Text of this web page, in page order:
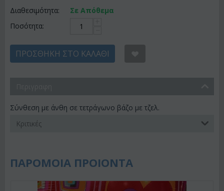
Διαθεσιμότητα:
Σε Απόθεμα
Ποσότητα:
ΠΡΟΣΘΉΚΗ ΣΤΟ ΚΑΛΆΘΙ
Σύνθεση με άνθη σε τετράγωνο βάζο με τζελ.
Κριτικές
ΠΑΡΟΜΟΙΑ ΠΡΟΙΟΝΤΑ